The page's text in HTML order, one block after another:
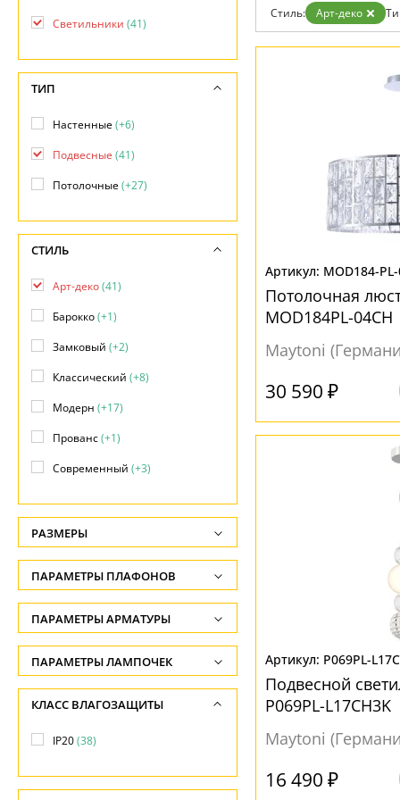
Возврат
Установка
Дизайнерам
Бренды
Стиль: Арт-деко
MOD184-
Потолочная
MOD184PL-04CH
Maytoni
30 590 ₽
P069PL-
Подвесной
P069PL-L17CH3K
Maytoni
16 490 ₽
Светильники (41)
ТИП
Настенные(+6)
Подвесные (41)
Потолочные(+27)
СТИЛЬ
Арт-деко(41)
Барокко(+1)
Замковый (+2)
Классический (+8)
Модерн (+17)
Прованс(+1)
Современный (+3)
РАЗМЕРЫ
Высота, см
-
Глубина, см
-
Длина подвеса, см
-
Ширина, см
ПАРАМЕТРЫ ПЛАФОНОВ
ФОРМА ПЛАФОНА
Без плафона(1)
Декоративный(6)
Конус(9)
Конусный
ПАРАМЕТРЫ АРМАТУРЫ
ЦВЕТ АРМАТУРЫ
Белый(3)
ПАРАМЕТРЫ ЛАМПОЧЕК
Количество ламп
-
Общая мощность ламп
-
КЛАСС ВЛАГОЗАЩИТЫ
IP20(38)